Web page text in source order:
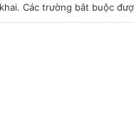
Các trường bắt buộc